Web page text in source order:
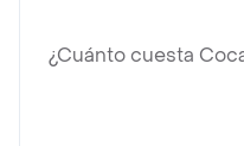
¿Cuánto cuesta